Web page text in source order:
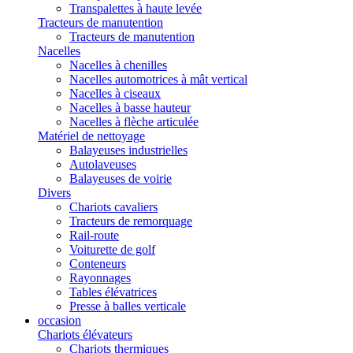
Transpalettes à haute levée
Tracteurs de manutention
Tracteurs de manutention
Nacelles
Nacelles à chenilles
Nacelles automotrices à mât vertical
Nacelles à ciseaux
Nacelles à basse hauteur
Nacelles à flèche articulée
Matériel de nettoyage
Balayeuses industrielles
Autolaveuses
Balayeuses de voirie
Divers
Chariots cavaliers
Tracteurs de remorquage
Rail-route
Voiturette de golf
Conteneurs
Rayonnages
Tables élévatrices
Presse à balles verticale
occasion
Chariots élévateurs
Chariots thermiques